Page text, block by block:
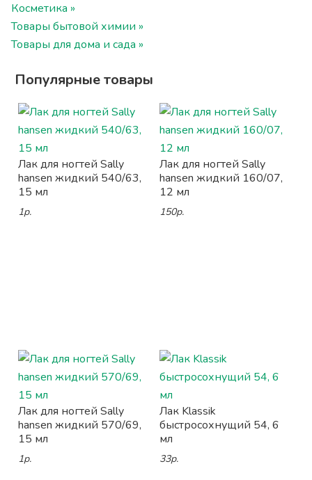
Косметика »
Товары бытовой химии »
Товары для дома и сада »
Популярные товары
Лак для ногтей Sally
hansen жидкий 540/63,
15 мл
1р.
Лак для ногтей Sally
hansen жидкий 160/07,
12 мл
150р.
Лак для ногтей Sally
hansen жидкий 570/69,
15 мл
1р.
Лак Klassik
быстросохнущий 54, 6
мл
33р.